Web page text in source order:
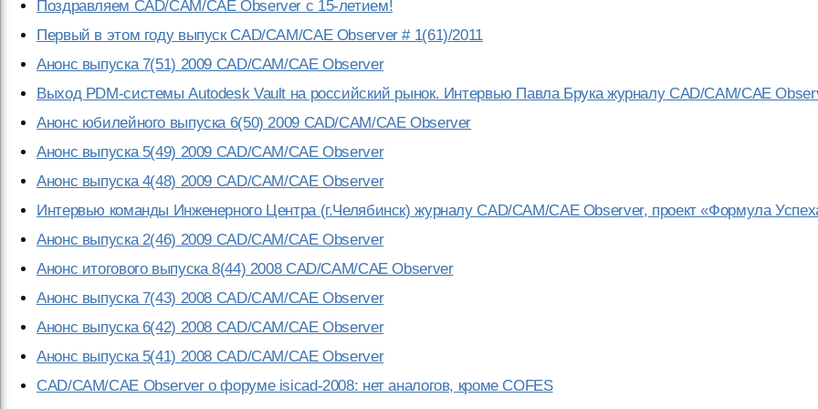
Поздравляем CAD/CAM/CAE Observer с 15-летием!
Первый в этом году выпуск CAD/CAM/CAE Observer # 1(61)/2011
Анонс выпуска 7(51) 2009 CAD/CAM/CAE Observer
Выход PDM-системы Autodesk Vault на российский рынок. Интервью Павла Брука журналу CAD/CAM/CAE
Анонс юбилейного выпуска 6(50) 2009 CAD/CAM/CAE Observer
Анонс выпуска 5(49) 2009 CAD/CAM/CAE Observer
Анонс выпуска 4(48) 2009 CAD/CAM/CAE Observer
Интервью команды Инженерного Центра (г.Челябинск) журналу CAD/CAM/CAE Observer, проект «Формула
Анонс выпуска 2(46) 2009 CAD/CAM/CAE Observer
Анонс итогового выпуска 8(44) 2008 CAD/CAM/CAE Observer
Анонс выпуска 7(43) 2008 CAD/CAM/CAE Observer
Анонс выпуска 6(42) 2008 CAD/CAM/CAE Observer
Анонс выпуска 5(41) 2008 CAD/CAM/CAE Observer
CAD/CAM/CAE Observer о форуме isicad-2008: нет аналогов, кроме COFES